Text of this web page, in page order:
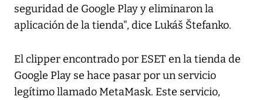
seguridad de Google Play y eliminaron la
aplicación de la tienda", dice Lukáš Štefanko.
El clipper encontrado por ESET en la tienda de
Google Play se hace pasar por un servicio
legítimo llamado MetaMask. Este servicio,